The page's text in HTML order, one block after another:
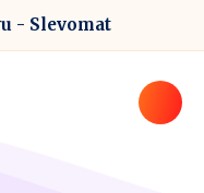
- Slevomat